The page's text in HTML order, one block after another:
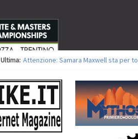
Ultima: Attenzione: Samara Maxwell sta per
Europei XCO: vittorie per Ghibaudo,
35ª Marathon Bike della Brianza:
Europei MTB: il Team Relay firma il